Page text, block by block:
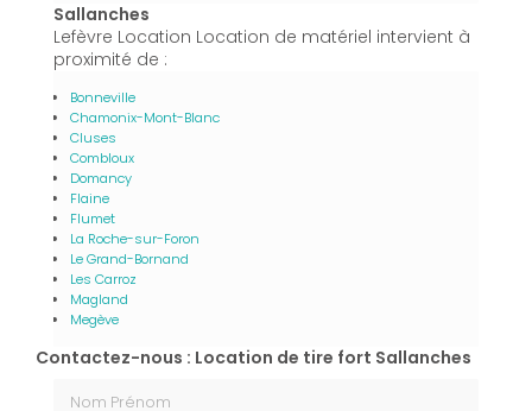
Sallanches
Lefèvre Location Location de matériel intervient à
proximité de :
Bonneville
Chamonix-Mont-Blanc
Cluses
Combloux
Domancy
Flaine
Flumet
La Roche-sur-Foron
Le Grand-Bornand
Les Carroz
Magland
Megève
Contactez-nous : Location de tire fort Sallanches